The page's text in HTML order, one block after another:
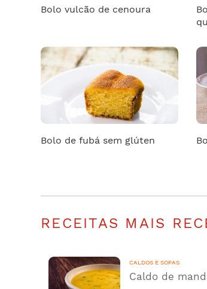
Bolo vulcão de cenoura
Bolo de fubá sem glúten
RECEITAS MAIS
CALDOS E SOPAS
Caldo de